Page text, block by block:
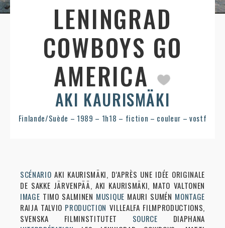
LENINGRAD
COWBOYS GO
AMERICA
AKI KAURISMÄKI
Finlande/Suède – 1989 – 1h18 – fiction – couleur – vostf
SCÉNARIO AKI KAURISMÄKI, D’APRÈS UNE IDÉE ORIGINALE
DE SAKKE JÄRVENPÄÄ, AKI KAURISMÄKI, MATO VALTONEN
IMAGE TIMO SALMINEN MUSIQUE MAURI SUMÉN MONTAGE
RAIJA TALVIO PRODUCTION VILLEALFA FILMPRODUCTIONS,
SVENSKA FILMINSTITUTET SOURCE DIAPHANA